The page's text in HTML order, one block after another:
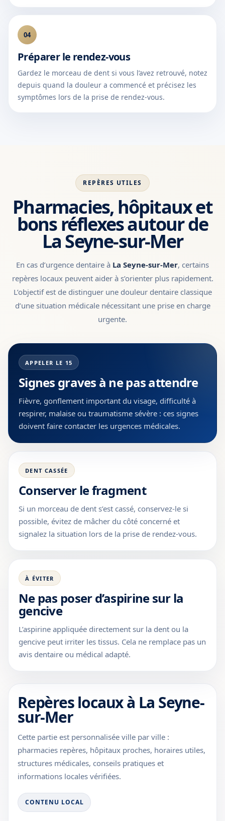
04
Préparer le rendez-vous
Gardez le morceau de dent si vous l’avez retrouvé, notez
depuis quand la douleur a commencé et précisez les
symptômes lors de la prise de rendez-vous.
REPÈRES UTILES
Pharmacies, hôpitaux et
bons réflexes autour de
La Seyne-sur-Mer
En cas d’urgence dentaire à La Seyne-sur-Mer, certains
repères locaux peuvent aider à s’orienter plus rapidement.
L’objectif est de distinguer une douleur dentaire classique
d’une situation médicale nécessitant une prise en charge
urgente.
APPELER LE 15
Signes graves à ne pas attendre
Fièvre, gonflement important du visage, difficulté à
respirer, malaise ou traumatisme sévère : ces signes
doivent faire contacter les urgences médicales.
DENT CASSÉE
Conserver le fragment
Si un morceau de dent s’est cassé, conservez-le si
possible, évitez de mâcher du côté concerné et
signalez la situation lors de la prise de rendez-vous.
À ÉVITER
Ne pas poser d’aspirine sur la
gencive
L’aspirine appliquée directement sur la dent ou la
gencive peut irriter les tissus. Cela ne remplace pas un
avis dentaire ou médical adapté.
Repères locaux à La Seyne-
sur-Mer
Cette partie est personnalisée ville par ville :
pharmacies repères, hôpitaux proches, horaires utiles,
structures médicales, conseils pratiques et
informations locales vérifiées.
CONTENU LOCAL